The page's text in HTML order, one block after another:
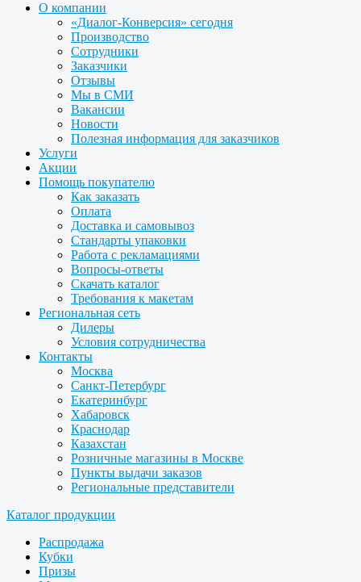
О компании
«Диалог-Конверсия» сегодня
Производство
Сотрудники
Заказчики
Отзывы
Мы в СМИ
Вакансии
Новости
Полезная информация для заказчиков
Услуги
Акции
Помощь покупателю
Как заказать
Оплата
Доставка и самовывоз
Стандарты упаковки
Работа с рекламациями
Вопросы-ответы
Скачать каталог
Требования к макетам
Региональная сеть
Дилеры
Условия сотрудничества
Контакты
Москва
Санкт-Петербург
Екатеринбург
Хабаровск
Краснодар
Казахстан
Розничные магазины в Москве
Пункты выдачи заказов
Региональные представители
Каталог продукции
Распродажа
Кубки
Призы